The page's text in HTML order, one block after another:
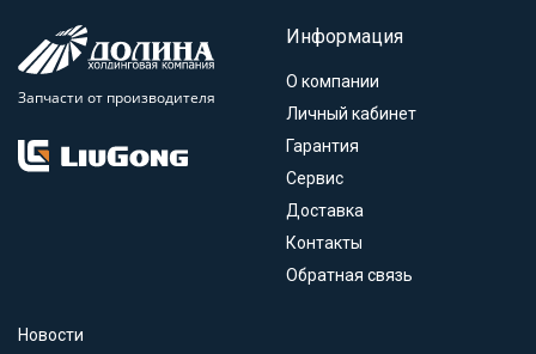
Запчасти от производителя
Информация
О компании
Личный кабинет
Гарантия
Сервис
Доставка
Контакты
Обратная связь
Новости